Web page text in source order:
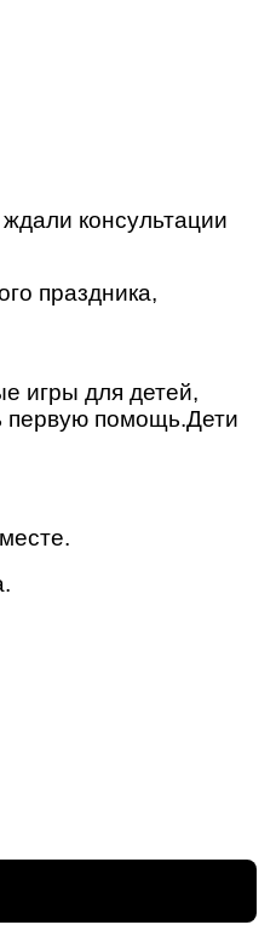
консультации
праздника,
игры для детей,
первую помощь.Дети